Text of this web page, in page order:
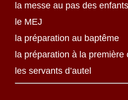
la messe au pas des enfants
le MEJ
la préparation au baptême
la préparation à la première
les servants d’autel